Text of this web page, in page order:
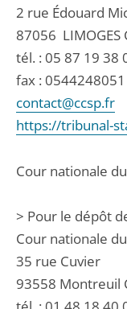
2 rue Édouard
87056 LIMOGES
tél. : 05 87 19 38
fax : 0544248051
contact@ccsp.fr
https://tribunal-
Cour nationale
> Pour le dépôt
Cour nationale
35 rue Cuvier
93558 Montreuil